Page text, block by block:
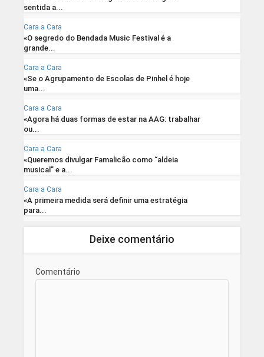
sentida a...
Cara a Cara
«O segredo do Bendada Music Festival é a
grande...
Cara a Cara
«Se o Agrupamento de Escolas de Pinhel é hoje
uma...
Cara a Cara
«Agora há duas formas de estar na AAG: trabalhar
ou...
Cara a Cara
«Queremos divulgar Famalicão como “aldeia
musical” e a...
Cara a Cara
«A primeira medida será definir uma estratégia
para...
Deixe comentário
Comentário